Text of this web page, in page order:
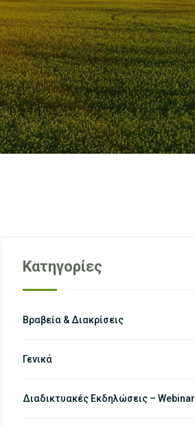
Κατηγορίες
Βραβεία & Διακρίσεις
Γενικά
Διαδικτυακές Εκδηλώσεις – Webinar